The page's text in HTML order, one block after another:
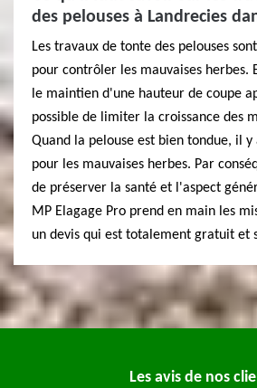
des pelouses à Landrecies
Les travaux de tonte des pelouses
pour contrôler les mauvaises herbes.
le maintien d'une hauteur de coupe
possible de limiter la croissance des
Quand la pelouse est bien tondue, il y
pour les mauvaises herbes. Par
de préserver la santé et l'aspect
MP Elagage Pro prend en main les
un devis qui est totalement gratuit et
Les avis de nos